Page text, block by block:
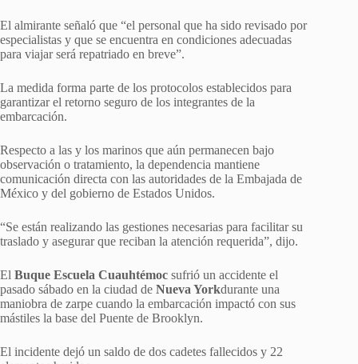
El almirante señaló que “el personal que ha sido revisado por
especialistas y que se encuentra en condiciones adecuadas
para viajar será repatriado en breve”.
La medida forma parte de los protocolos establecidos para
garantizar el retorno seguro de los integrantes de la
embarcación.
Respecto a las y los marinos que aún permanecen bajo
observación o tratamiento, la dependencia mantiene
comunicación directa con las autoridades de la Embajada de
México y del gobierno de Estados Unidos.
“Se están realizando las gestiones necesarias para facilitar su
traslado y asegurar que reciban la atención requerida”, dijo.
El Buque Escuela Cuauhtémoc sufrió un accidente el
pasado sábado en la ciudad de Nueva Yorkdurante una
maniobra de zarpe cuando la embarcación impactó con sus
mástiles la base del Puente de Brooklyn.
El incidente dejó un saldo de dos cadetes fallecidos y 22